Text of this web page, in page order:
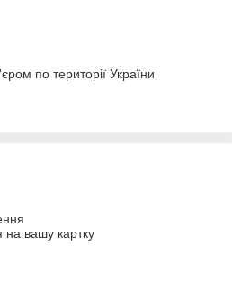
по території України
на вашу картку